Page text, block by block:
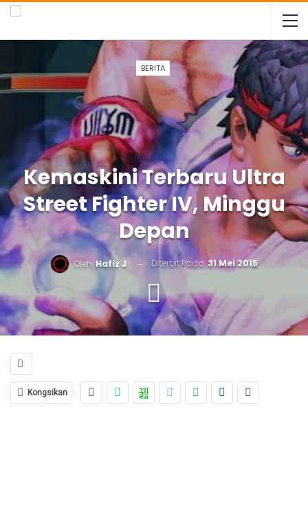
BERITA
Kemaskini Terbaru Ultra
Street Fighter IV, Minggu
Depan
Oleh Hafiz J Diterbit Pada31 Mei 2015
Kongsikan